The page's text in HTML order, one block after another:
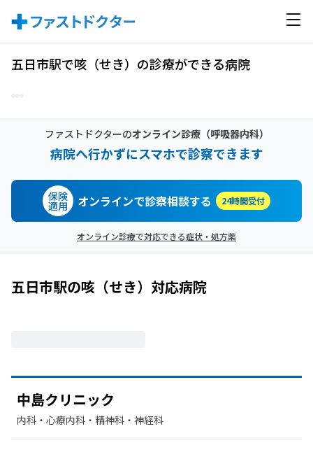
五日市駅で咳（せき）の診療ができる病院
ファストドクターのオンライン診療（呼吸器内科）
病院へ行かずにスマホで診察できます
保険
適用 オンラインで診察相談する 24時間受付
オンライン診療で対応できる症状・処方薬
五日市駅の咳（せき） 対応病院
中島クリニック
内科・​心療内科・​精神科・神経科